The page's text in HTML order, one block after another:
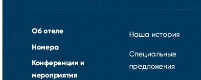
Об отеле
Номера
Конференции и
мероприятия
Наша история
Специальные
предложения